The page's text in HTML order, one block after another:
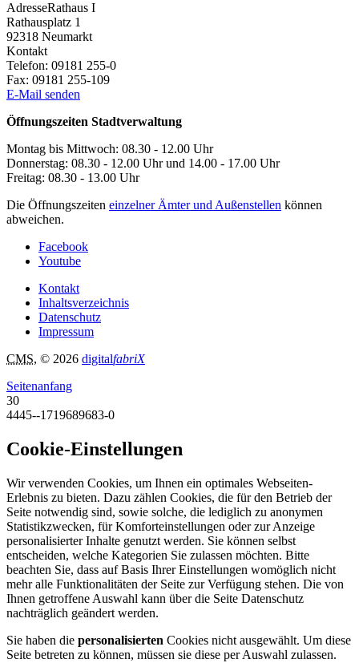
AdresseRathaus I
Rathausplatz 1
92318 Neumarkt
Kontakt
Telefon: 09181 255-0
Fax: 09181 255-109
E-Mail senden
Öffnungszeiten Stadtverwaltung
Montag bis Mittwoch: 08.30 - 12.00 Uhr
Donnerstag: 08.30 - 12.00 Uhr und 14.00 - 17.00 Uhr
Freitag: 08.30 - 13.00 Uhr
Die Öffnungszeiten einzelner Ämter und Außenstellen können
abweichen.
Facebook
Youtube
Kontakt
Inhaltsverzeichnis
Datenschutz
Impressum
CMS, © 2026 digitalfabriX
Seitenanfang
30
4445--1719689683-0
Cookie-Einstellungen
Wir verwenden Cookies, um Ihnen ein optimales Webseiten-
Erlebnis zu bieten. Dazu zählen Cookies, die für den Betrieb der
Seite notwendig sind, sowie solche, die lediglich zu anonymen
Statistikzwecken, für Komforteinstellungen oder zur Anzeige
personalisierter Inhalte genutzt werden. Sie können selbst
entscheiden, welche Kategorien Sie zulassen möchten. Bitte
beachten Sie, dass auf Basis Ihrer Einstellungen womöglich nicht
mehr alle Funktionalitäten der Seite zur Verfügung stehen. Die von
Ihnen getroffene Auswahl kann über die Seite Datenschutz
nachträglich geändert werden.
Sie haben die personalisierten Cookies nicht ausgewählt. Um diese
Seite betreten zu können, müssen sie diese per Auswahl zulassen.